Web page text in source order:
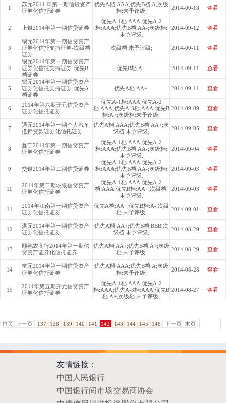
1
苏元2014 年第一期信贷资产
证券化信托证券
优先A档:AAA;优先B档:A;次级
档:未予评级;
2014-09-18 查看
2 上银2014年第一期信贷证券
优先A-1档:AAA;优先A-2
档:AAA;优先B档:AA-;次级档:
未予评级;
2014-09-12 查看
3
锡元2014年第一期信贷资产
证券化信托支持证券-次级档
证券
次级档:未予评级; 2014-09-11 查看
4
锡元2014年第一期信贷资产
证券化信托支持证券-优先B
档证券
优先B档:A-; 2014-09-11 查看
5
锡元2014年第一期信贷资产
证券化信托支持证券-优先A
档证券
优先A档:AA+; 2014-09-11 查看
6
2014年第六期开元信贷资产
证券化信托证券
优先A-1档:AAA;优先A-2
档:AAA;优先A-3档:AAA;优先B
档:A+;次级档:未予评级;
2014-09-09 查看
7
通元2014年第一期个人汽车
抵押贷款证券化信托证券
优先A档:AAA;优先B档:AA+;次
级档:未予评级;
2014-09-05 查看
8
鑫宁2014年第一期信贷资产
证券化信托证券
优先A-1档:AAA;优先A-2
档:AAA;优先B档:AA-;次级档:
未予评级;
2014-09-04 查看
9 交银2014年第二期信贷证券
优先A-1档:AAA;优先A-2
档:AAA;优先B档:AA-;次级档:
未予评级;
2014-09-03 查看
10
2014年第二期农银信贷资产
证券化信托证券
优先A-1档:AAA;优先A-2
档:AAA;优先B档:AA+;次级档:
未予评级;
2014-09-03 查看
11
2014年江南第一期信贷资产
证券化信托证券
优先A档:AA+;优先B档:A-;次级
档:未予评级;
2014-09-01 查看
12
洪元2014年第一期信贷资产
证券化信托证券
优先A档:AA+;优先B档:BBB;次
级档:未予评级;
2014-08-29 查看
13
顺德农商行2014年第一期信
贷资产证券化信托证券
优先A档:AA+;优先B档:A+;次级
档:未予评级;
2014-08-29 查看
14
杭元2014年第一期信贷资产
证券化信托证券
优先A档:AAA;优先B档:A;次级
档:未予评级;
2014-08-28 查看
15
2014年第五期开元信贷资产
证券化信托证券
优先A-1档:AAA;优先A-2
档:AAA;优先A-3档:AAA;优先B
档:A+;次级档:未予评级;
2014-08-27 查看
首页 上一页 137 138 139 140 141 142 143 144 145 146 下一页 末页
友情链接：
中国人民银行
中国银行间市场交易商协会